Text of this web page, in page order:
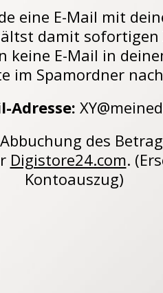
eine E-Mail mit
damit sofortigen
keine E-Mail in
im Spamordner
Adresse:
des
Digistore24.com.
Kontoauszug)